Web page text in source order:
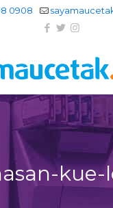
0908
kue-